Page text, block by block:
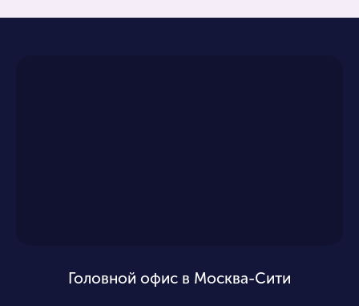
Головной офис в Москва-Сити